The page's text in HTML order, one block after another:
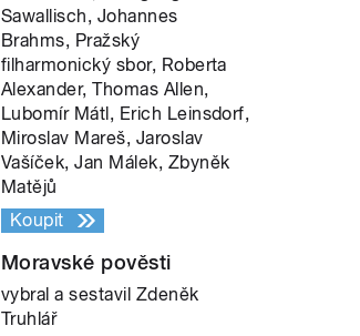
Sawallisch, Johannes
Brahms, Pražský
filharmonický sbor, Roberta
Alexander, Thomas Allen,
Lubomír Mátl, Erich Leinsdorf,
Miroslav Mareš, Jaroslav
Vašíček, Jan Málek, Zbyněk
Matějů
Koupit
Moravské pověsti
vybral a sestavil Zdeněk
Truhlář